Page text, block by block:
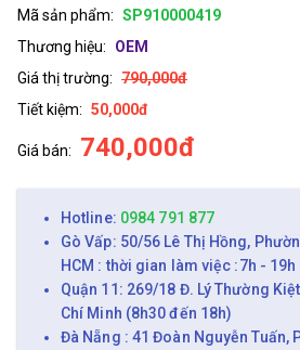
Mã sản phẩm: SP910000419
Thương hiệu:
OEM
Giá thị trường: 790,000đ
Tiết kiệm: 50,000đ
Giá bán: 740,000đ
Hotline: 0984 791 877
Gò Vấp: 50/56 Lê Thị Hồng,
HCM : thời gian làm việc :7h -
Quận 11: 269/18 Đ. Lý Thường
Chí Minh (8h30 đến 18h)
Đà Nẵng : 41 Đoàn Nguyễn Tuấn,